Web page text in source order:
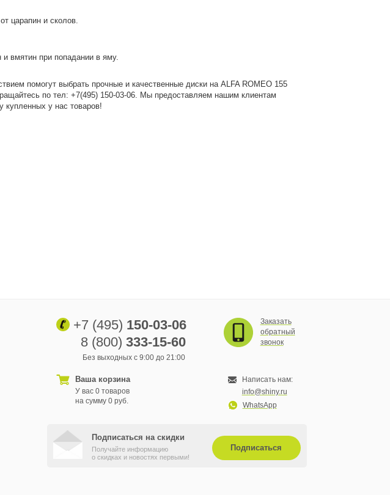
царапин и сколов.
вмятин при попадании в яму.
помогут выбрать прочные и качественные диски на ALFA ROMEO 155
по тел: +7(495) 150-03-06. Мы предоставляем нашим клиентам
купленных у нас товаров!
+7 (495) 150-03-06
8 (800) 333-15-60
Без выходных с 9:00 до 21:00
Ваша корзина
У вас 0 товаров
на сумму 0 руб.
Заказать
обратный
звонок
Написать нам:
info@shiny.ru
WhatsApp
Подписаться на скидки
Получайте информацию
о скидках и новостях первыми!
Подписаться